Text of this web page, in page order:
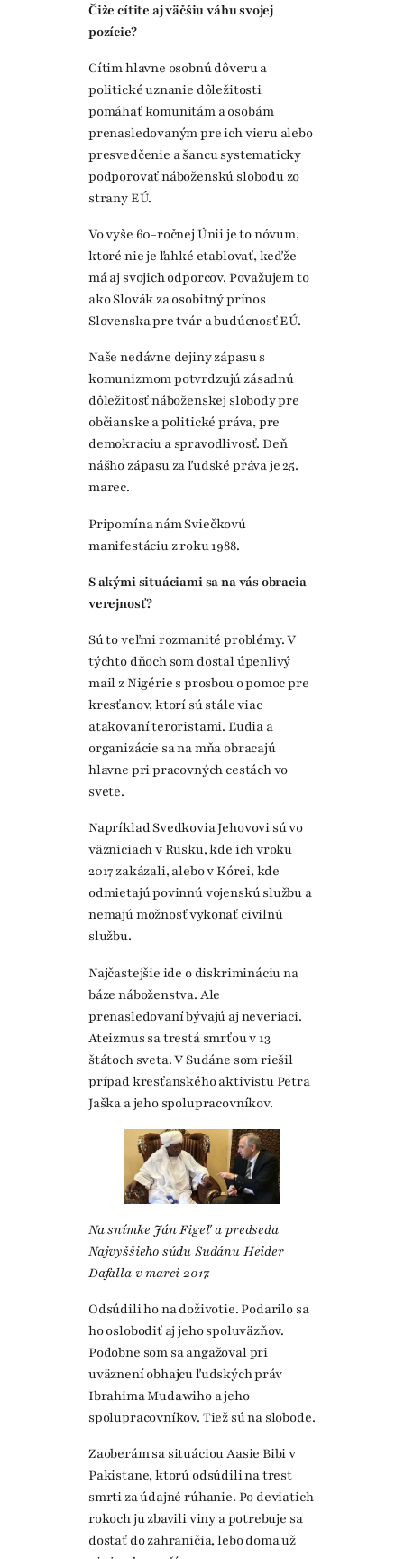
Čiže cítite aj väčšiu váhu svojej
pozície?
Cítim hlavne osobnú dôveru a
politické uznanie dôležitosti
pomáhať komunitám a osobám
prenasledovaným pre ich vieru alebo
presvedčenie a šancu systematicky
podporovať náboženskú slobodu zo
strany EÚ.
Vo vyše 60-ročnej Únii je to nóvum,
ktoré nie je ľahké etablovať, keďže
má aj svojich odporcov. Považujem to
ako Slovák za osobitný prínos
Slovenska pre tvár a budúcnosť EÚ.
Naše nedávne dejiny zápasu s
komunizmom potvrdzujú zásadnú
dôležitosť náboženskej slobody pre
občianske a politické práva, pre
demokraciu a spravodlivosť. Deň
nášho zápasu za ľudské práva je 25.
marec.
Pripomína nám Sviečkovú
manifestáciu z roku 1988.
S akými situáciami sa na vás obracia
verejnosť?
Sú to veľmi rozmanité problémy. V
týchto dňoch som dostal úpenlivý
mail z Nigérie s prosbou o pomoc pre
kresťanov, ktorí sú stále viac
atakovaní teroristami. Ľudia a
organizácie sa na mňa obracajú
hlavne pri pracovných cestách vo
svete.
Napríklad Svedkovia Jehovovi sú vo
väzniciach v Rusku, kde ich vroku
2017 zakázali, alebo v Kórei, kde
odmietajú povinnú vojenskú službu a
nemajú možnosť vykonať civilnú
službu.
Najčastejšie ide o diskrimináciu na
báze náboženstva. Ale
prenasledovaní bývajú aj neveriaci.
Ateizmus sa trestá smrťou v 13
štátoch sveta. V Sudáne som riešil
prípad kresťanského aktivistu Petra
Jaška a jeho spolupracovníkov.
Na snímke Ján Figeľ a predseda
Najvyššieho súdu Sudánu Heider
Dafalla v marci 2017.
Odsúdili ho na doživotie. Podarilo sa
ho oslobodiť aj jeho spoluväzňov.
Podobne som sa angažoval pri
uväznení obhajcu ľudských práv
Ibrahima Mudawiho a jeho
spolupracovníkov. Tiež sú na slobode.
Zaoberám sa situáciou Aasie Bibi v
Pakistane, ktorú odsúdili na trest
smrti za údajné rúhanie. Po deviatich
rokoch ju zbavili viny a potrebuje sa
dostať do zahraničia, lebo doma už